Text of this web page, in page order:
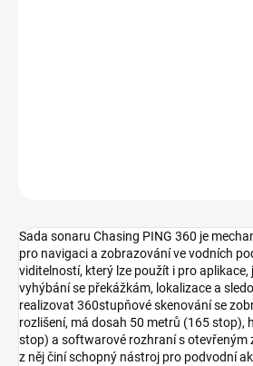
Sada sonaru Chasing PING 360 je
pro navigaci a zobrazování ve vodních
viditelností, který lze použít i pro aplikace,
vyhýbání se překážkám, lokalizace a
realizovat 360stupňové skenování se
rozlišení, má dosah 50 metrů (165 stop),
stop) a softwarové rozhraní s otevřeným
z něj činí schopný nástroj pro podvodní